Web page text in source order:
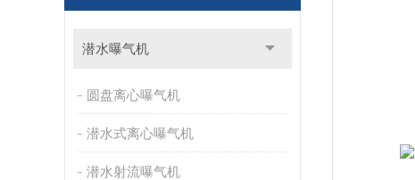
潜水曝气机
圆盘离心曝气机
潜水式离心曝气机
潜水射流曝气机